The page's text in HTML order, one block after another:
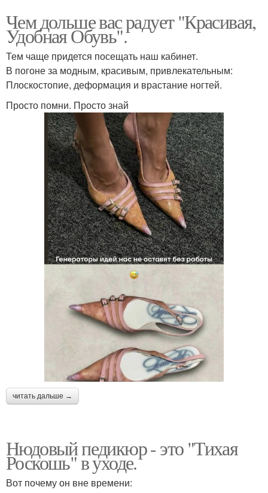
Чем дольше вас радует "Красивая,
Удобная Обувь".
Тем чаще придется посещать наш кабинет.
В погоне за модным, красивым, привлекательным:
Плоскостопие, деформация и врастание ногтей.
Просто помни. Просто знай
читать дальше →
Нюдовый педикюр - это "Тихая
Роскошь" в уходе.
Вот почему он вне времени: